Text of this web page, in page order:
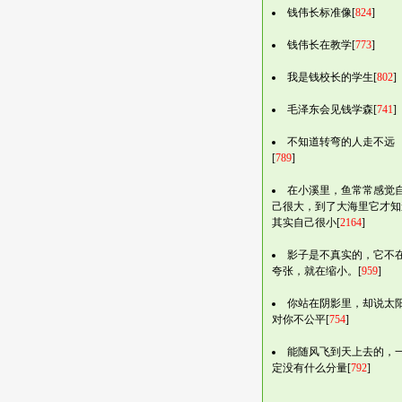
钱伟长标准像[824]
钱伟长在教学[773]
我是钱校长的学生[802]
毛泽东会见钱学森[741]
不知道转弯的人走不远
[789]
在小溪里，鱼常常感觉
己很大，到了大海里它才
其实自己很小[2164]
影子是不真实的，它不
夸张，就在缩小。[959]
你站在阴影里，却说太
对你不公平[754]
能随风飞到天上去的，
定没有什么分量[792]